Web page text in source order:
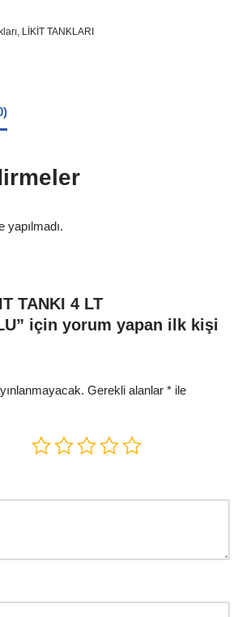
, LİKİT TANKLARI
yapılmadı.
TANKI 4 LT
için yorum yapan ilk kişi
Gerekli alanlar * ile